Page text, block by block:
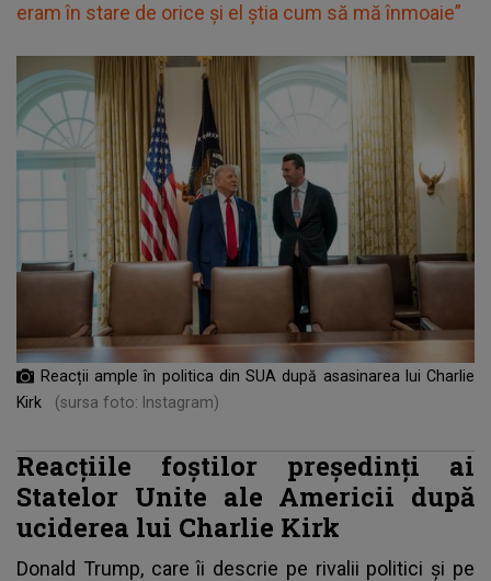
eram în stare de orice și el știa cum să mă înmoaie”
Reacții ample în politica din SUA după asasinarea lui Charlie
Kirk
(sursa foto: Instagram)
Reacțiile foștilor președinți ai
Statelor Unite ale Americii după
uciderea lui Charlie Kirk
Donald Trump,care îi descrie pe rivalii politici și pe